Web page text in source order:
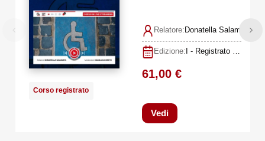
Corso registrato
Relatore: Donatella Salamita,
Edizione: I - Registrato il 13 luglio 2023
61,00 €
Vedi